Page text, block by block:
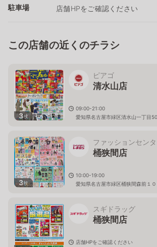
駐車場 店舗HPをご確認ください
この店舗の近くのチラシ
3枚
ピアゴ
清水山店
09:00-21:00
愛知県名古屋市緑区清水山一丁目
3枚
ファッションセン
桶狭間店
10:00-19:00
愛知県名古屋市緑区桶狭間森前１０
スギドラッグ
桶狭間店
店舗HPをご確認ください